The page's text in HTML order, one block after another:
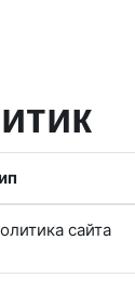
сайта